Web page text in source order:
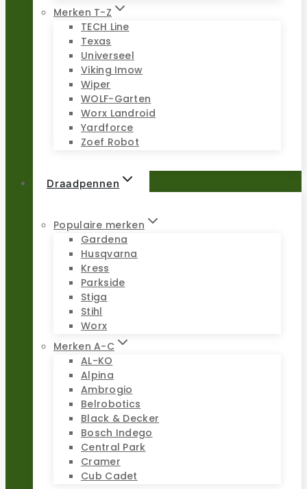
Merken T-Z
TECH Line
Texas
Universeel
Viking Imow
Wiper
WOLF-Garten
Worx Landroid
Yardforce
Zoef Robot
Draadpennen
Populaire merken
Gardena
Husqvarna
Kress
Parkside
Stiga
Stihl
Worx
Merken A-C
AL-KO
Alpina
Ambrogio
Belrobotics
Black & Decker
Bosch Indego
Central Park
Cramer
Cub Cadet